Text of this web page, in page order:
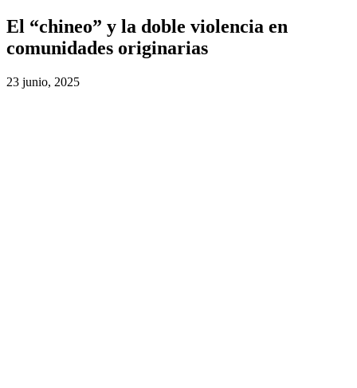
El “chineo” y la doble violencia en
comunidades originarias
23 junio, 2025